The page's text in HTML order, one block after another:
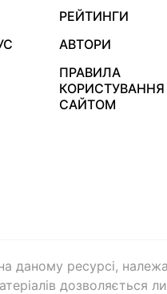
РЕЙТИНГИ
АВТОРИ
ПРАВИЛА
КОРИСТУВАННЯ
САЙТОМ
даному ресурсі,
дозволяється